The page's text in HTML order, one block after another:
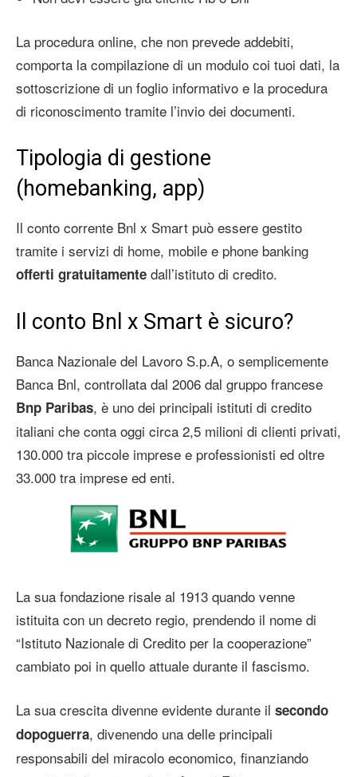
La procedura online, che non prevede addebiti,
comporta la compilazione di un modulo coi tuoi dati, la
sottoscrizione di un foglio informativo e la procedura
di riconoscimento tramite l’invio dei documenti.
Tipologia di gestione
(homebanking, app)
Il conto corrente Bnl x Smart può essere gestito
tramite i servizi di home, mobile e phone banking
offerti gratuitamente dall’istituto di credito.
Il conto Bnl x Smart è sicuro?
Banca Nazionale del Lavoro S.p.A, o semplicemente
Banca Bnl, controllata dal 2006 dal gruppo francese
Bnp Paribas, è uno dei principali istituti di credito
italiani che conta oggi circa 2,5 milioni di clienti privati,
130.000 tra piccole imprese e professionisti ed oltre
33.000 tra imprese ed enti.
La sua fondazione risale al 1913 quando venne
istituita con un decreto regio, prendendo il nome di
“Istituto Nazionale di Credito per la cooperazione”
cambiato poi in quello attuale durante il fascismo.
La sua crescita divenne evidente durante il secondo
dopoguerra, divenendo una delle principali
responsabili del miracolo economico, finanziando